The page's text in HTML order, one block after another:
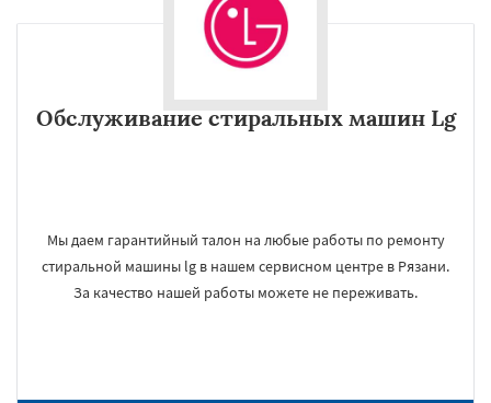
Обслуживание стиральных машин Lg
Мы даем гарантийный талон на любые работы по ремонту
стиральной машины lg в нашем сервисном центре в Рязани.
За качество нашей работы можете не переживать.